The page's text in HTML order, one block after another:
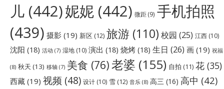
儿 (442)妮妮 (442) 微距(9) 手机拍照
(439) 摄影 (19) 新区 (12) 旅游 (110) 校园 (25) 江西 (10)
沈阳 (18) 活动 (7) 湿地 (10) 演出 (18) 烧烤 (18) 生日 (26) 画 (19) 祝福
(8) 秋天 (13) 移轴 (7) 美食 (76)老婆 (155) 自拍 (11) 花 (35)
西藏 (19) 视频 (48) 设计 (10) 雪 (12) 音乐 (8) 高三 (16) 高中 (42)